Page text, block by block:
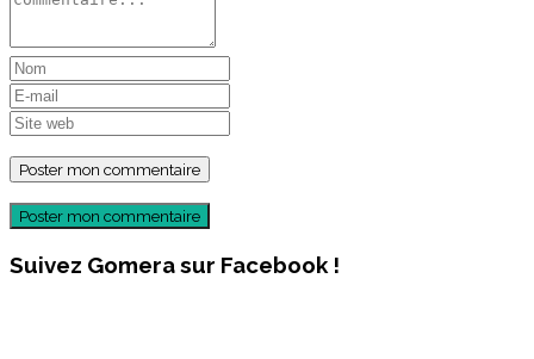
Poster mon commentaire
Suivez Gomera sur Facebook !